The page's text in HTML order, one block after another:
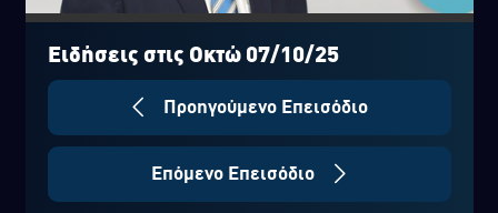
0
seconds
seconds
Ειδήσεις στις Οκτώ 07/10/25
Προηγούμενο Επεισόδιο
Επόμενο Επεισόδιο